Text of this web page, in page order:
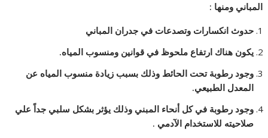
المباني ومنها :
حدوث انكسارات وتصدعات في جدران المباني
يكون هناك ارتفاع ملحوظ في قوانين ومنسوب المياه.
وجود رطوبة تحت الحائط وذلك بسبب زيادة منسوب المياه عن
المعدل الطبيعي.
وجود رطوبة في كل أنحاء المبني وذلك يؤثر بشكل سلبي جداً علي
صلاحيته للاستخدام الآدمي .